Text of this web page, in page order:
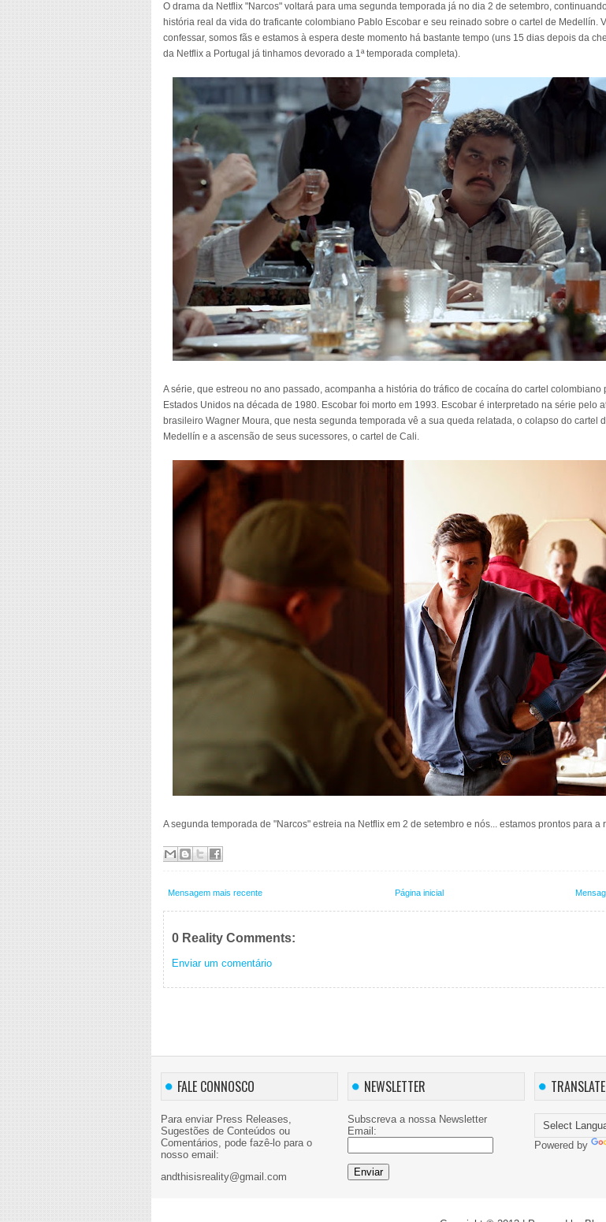
O drama da Netflix "Narcos" voltará para uma segunda temporada já no dia 2 de setembro,
história real da vida do traficante colombiano Pablo Escobar e seu reinado sobre o cartel de Medellín.
confessar, somos fãs e estamos à espera deste momento há bastante tempo (uns 15 dias depois da
da Netflix a Portugal já tinhamos devorado a 1ª temporada completa).
A série, que estreou no ano passado, acompanha a história do tráfico de cocaína do cartel colombiano
Estados Unidos na década de 1980. Escobar foi morto em 1993. Escobar é interpretado na série pelo
brasileiro Wagner Moura, que nesta segunda temporada vê a sua queda relatada, o colapso do cartel
Medellín e a ascensão de seus sucessores, o cartel de Cali.
A segunda temporada de "Narcos" estreia na Netflix em 2 de setembro e nós... estamos prontos para a
Mensagem mais recente Página inicial
0 Reality Comments:
Enviar um comentário
FALE CONNOSCO
Para enviar Press Releases,
Sugestões de Conteúdos ou
Comentários, pode fazê-lo para o
nosso email:
andthisisreality@gmail.com
NEWSLETTER
Subscreva a nossa Newsletter
Email:
TRANSLATE
Powered by